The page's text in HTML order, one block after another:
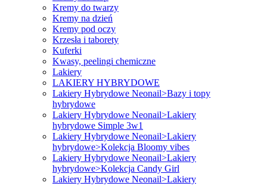
Kremy do twarzy
Kremy na dzień
Kremy pod oczy
Krzesła i taborety
Kuferki
Kwasy, peelingi chemiczne
Lakiery
LAKIERY HYBRYDOWE
Lakiery Hybrydowe Neonail>Bazy i topy
hybrydowe
Lakiery Hybrydowe Neonail>Lakiery
hybrydowe Simple 3w1
Lakiery Hybrydowe Neonail>Lakiery
hybrydowe>Kolekcja Bloomy vibes
Lakiery Hybrydowe Neonail>Lakiery
hybrydowe>Kolekcja Candy Girl
Lakiery Hybrydowe Neonail>Lakiery